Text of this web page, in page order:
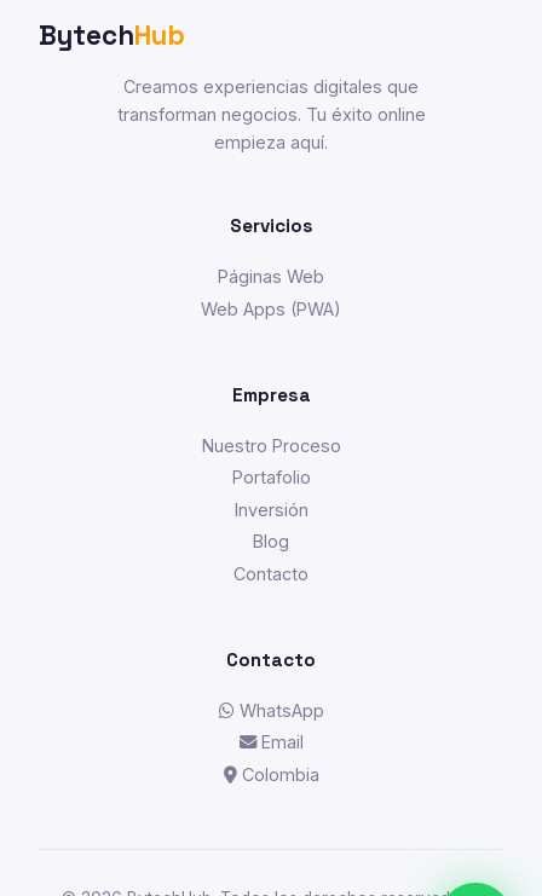
BytechHub
Creamos experiencias digitales que
transforman negocios. Tu éxito online
empieza aquí.
Servicios
Páginas Web
Web Apps (PWA)
Empresa
Nuestro Proceso
Portafolio
Inversión
Blog
Contacto
Contacto
WhatsApp
Email
Colombia